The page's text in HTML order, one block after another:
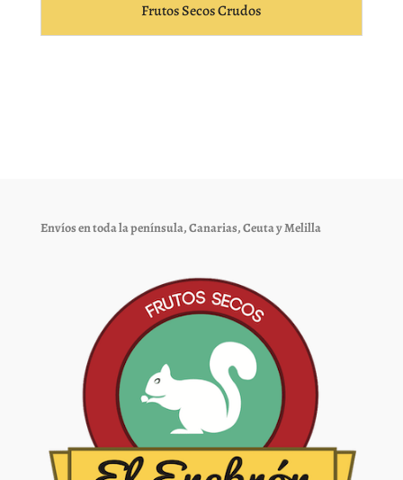
Frutos Secos Crudos
Envíos en toda la península, Canarias, Ceuta y Melilla